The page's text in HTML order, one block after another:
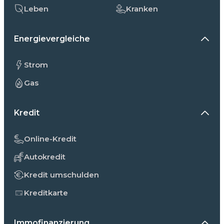
Leben Kranken
Energievergleiche
Strom
Gas
Kredit
Online-Kredit
Autokredit
Kredit umschulden
Kreditkarte